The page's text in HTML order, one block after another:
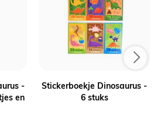
-
en
Stickerboekje Dinosaurus -
6 stuks